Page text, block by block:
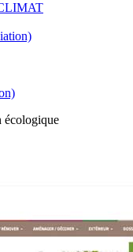
écologique